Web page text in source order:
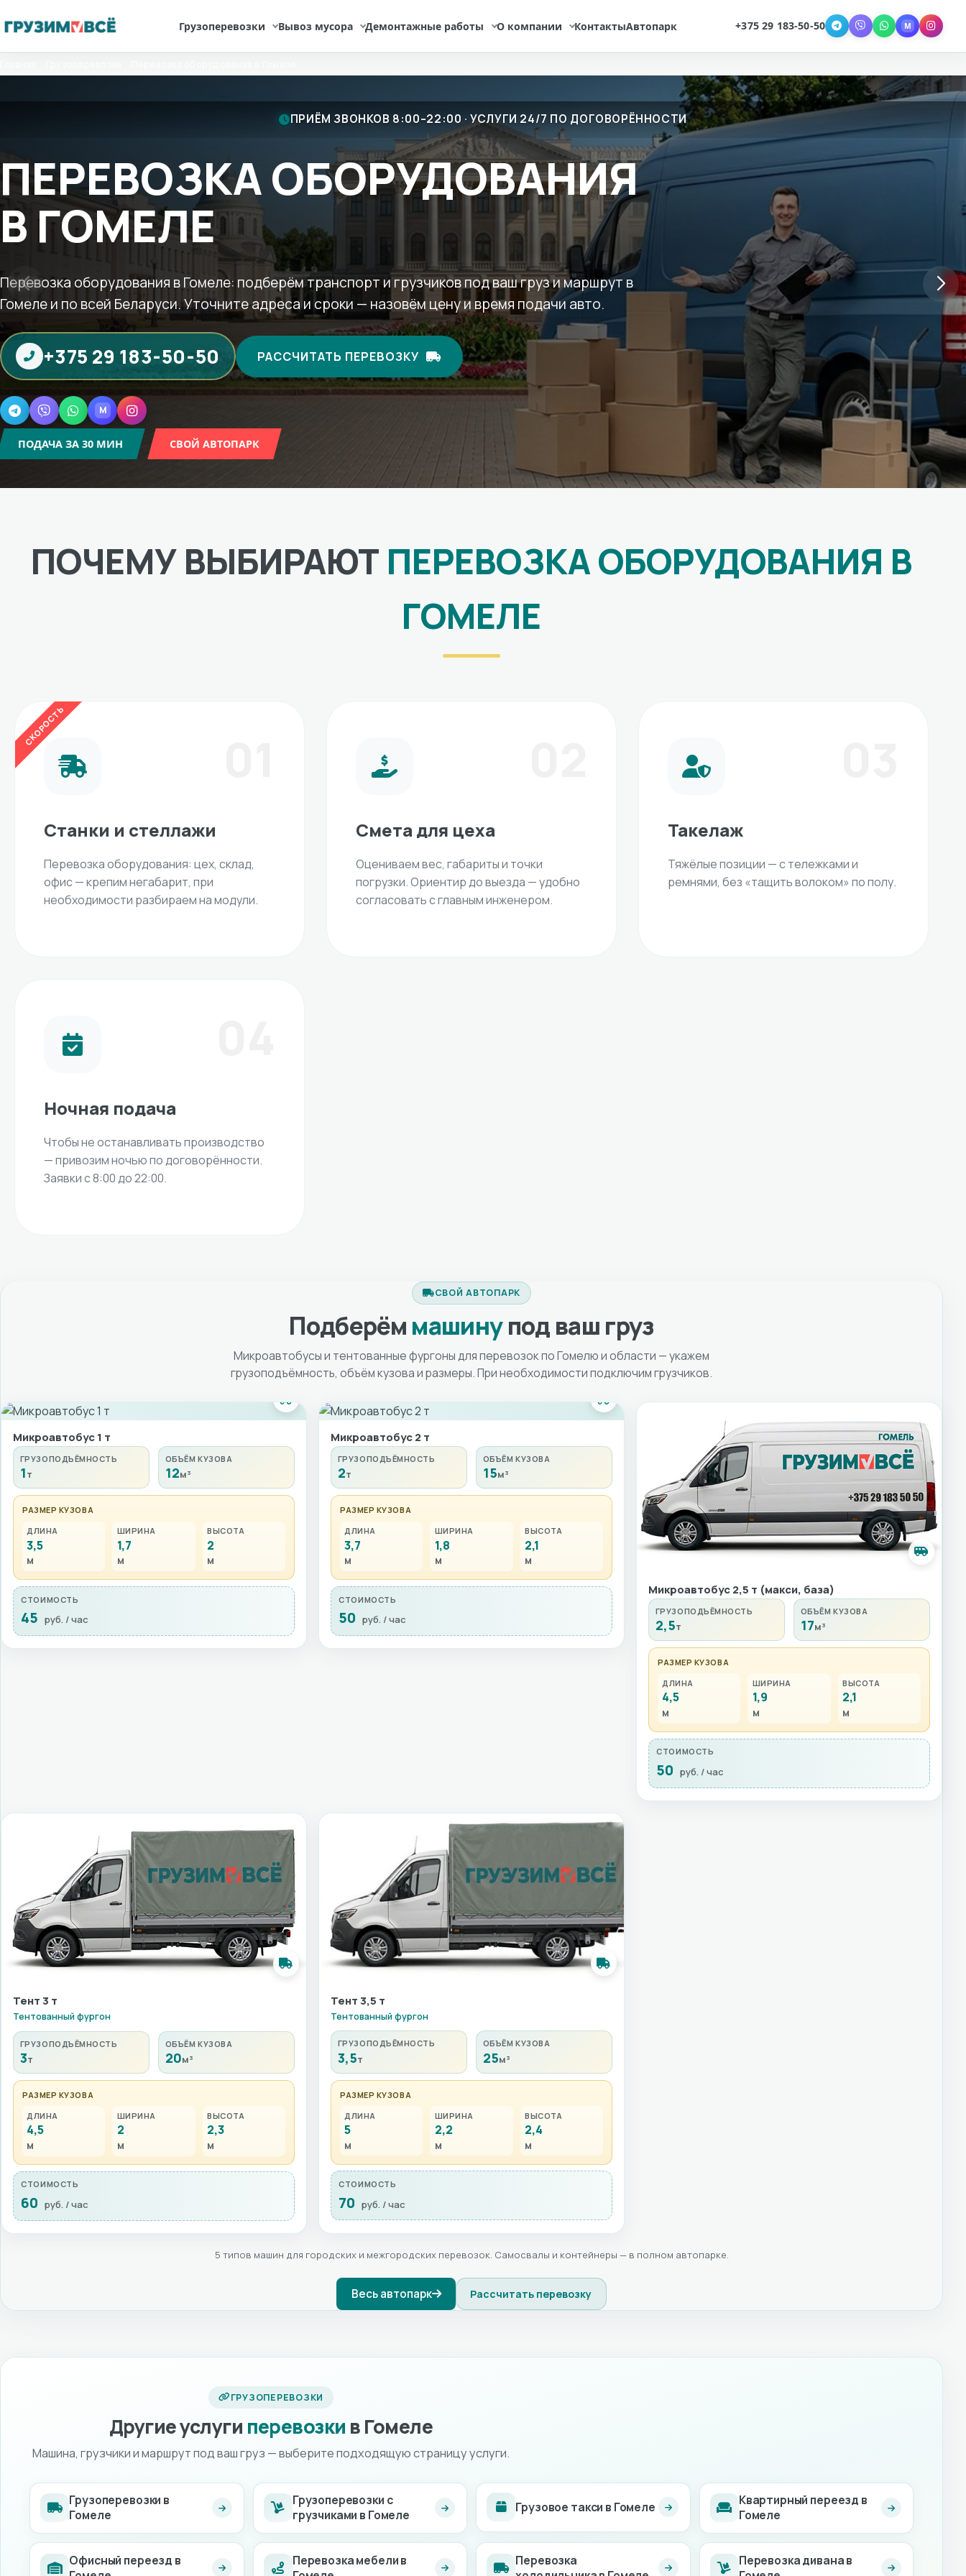
к
Грузоперевозки Вывоз мусора Демонтажные работы О компании КонтактыАвтопарк +375 29 183-50-50 Telegram
ViberWhatsApp
MAX
M
ПРИЁМ ЗВОНКОВ 8:00–22:00 · УСЛУГИ 24/7 ПО ДОГОВОРЁННОСТИ
ПЕРЕВОЗКА ОБОРУДОВАНИЯ
В ГОМЕЛЕ
Перевозка оборудования в Гомеле: подберём транспорт и грузчиков под ваш груз и маршрут в
Гомеле и по всей Беларуси. Уточните адреса и сроки — назовём цену и время подачи авто.
+375 29 183-50-50 РАССЧИТАТЬ ПЕРЕВОЗКУ
Telegram
ViberWhatsApp
MAX
M
Instagram
ПОДАЧА ЗА 30 МИН СВОЙ АВТОПАРК
ПОЧЕМУ ВЫБИРАЮТ ПЕРЕВОЗКА ОБОРУДОВАНИЯ В
ГОМЕЛЕ
СКОРОСТЬ
Станки и стеллажи
Перевозка оборудования: цех, склад,
офис — крепим негабарит, при
необходимости разбираем на модули.
Смета для цеха
Оцениваем вес, габариты и точки
погрузки. Ориентир до выезда — удобно
согласовать с главным инженером.
Такелаж
Тяжёлые позиции — с тележками и
ремнями, без «тащить волоком» по полу.
Ночная подача
Чтобы не останавливать производство
— привозим ночью по договорённости.
Заявки с 8:00 до 22:00.
СВОЙ АВТОПАРК
Подберёммашинупод ваш груз
Микроавтобусы и тентованные фургоны для перевозок по Гомелю и области — укажем
грузоподъёмность, объём кузова и размеры. При необходимости подключим грузчиков.
Микроавтобус 1 т
ГРУЗОПОДЪЁМНОСТЬ
1т
ОБЪЁМ КУЗОВА
12м³
РАЗМЕР КУЗОВА
ДЛИНА
3,5
м
ШИРИНА
1,7
м
ВЫСОТА
2
м
СТОИМОСТЬ
45 руб. / час
Микроавтобус 2 т
ГРУЗОПОДЪЁМНОСТЬ
2т
ОБЪЁМ КУЗОВА
15м³
РАЗМЕР КУЗОВА
ДЛИНА
3,7
м
ШИРИНА
1,8
м
ВЫСОТА
2,1
м
СТОИМОСТЬ
50 руб. / час
Микроавтобус 2,5 т (макси, база)
ГРУЗОПОДЪЁМНОСТЬ
2,5т
ОБЪЁМ КУЗОВА
17м³
РАЗМЕР КУЗОВА
ДЛИНА
4,5
м
ШИРИНА
1,9
м
ВЫСОТА
2,1
м
СТОИМОСТЬ
50 руб. / час
Тент 3 т
Тентованный фургон
ГРУЗОПОДЪЁМНОСТЬ
3т
ОБЪЁМ КУЗОВА
20м³
РАЗМЕР КУЗОВА
ДЛИНА
4,5
м
ШИРИНА
2
м
ВЫСОТА
2,3
м
СТОИМОСТЬ
60 руб. / час
Тент 3,5 т
Тентованный фургон
ГРУЗОПОДЪЁМНОСТЬ
3,5т
ОБЪЁМ КУЗОВА
25м³
РАЗМЕР КУЗОВА
ДЛИНА
5
м
ШИРИНА
2,2
м
ВЫСОТА
2,4
м
СТОИМОСТЬ
70 руб. / час
5 типов машин для городских и межгородских перевозок. Самосвалы и контейнеры — в полном автопарке.
Весь автопарк Рассчитать перевозку
ГРУЗОПЕРЕВОЗКИ
Другие услуги перевозки в Гомеле
Машина, грузчики и маршрут под ваш груз — выберите подходящую страницу услуги.
Грузоперевозки в
Гомеле
Грузоперевозки с
грузчиками в Гомеле
Грузовое такси в Гомеле
Квартирный переезд в
Гомеле
Офисный переезд в
Перевозка мебели в
Перевозка
Перевозка дивана в